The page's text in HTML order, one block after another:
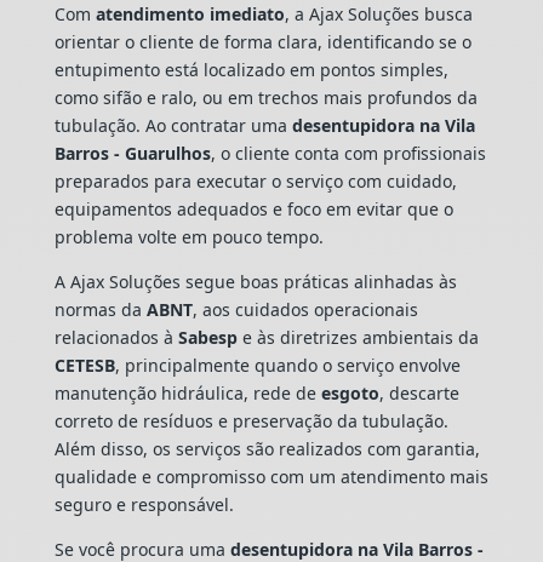
Com atendimento imediato, a Ajax Soluções busca
orientar o cliente de forma clara, identificando se o
entupimento está localizado em pontos simples,
como sifão e ralo, ou em trechos mais profundos da
tubulação. Ao contratar uma desentupidora na Vila
Barros - Guarulhos, o cliente conta com profissionais
preparados para executar o serviço com cuidado,
equipamentos adequados e foco em evitar que o
problema volte em pouco tempo.
A Ajax Soluções segue boas práticas alinhadas às
normas da ABNT, aos cuidados operacionais
relacionados à Sabespe às diretrizes ambientais da
CETESB, principalmente quando o serviço envolve
manutenção hidráulica, rede de esgoto, descarte
correto de resíduos e preservação da tubulação.
Além disso, os serviços são realizados com garantia,
qualidade e compromisso com um atendimento mais
seguro e responsável.
Se você procura uma desentupidora na Vila Barros -